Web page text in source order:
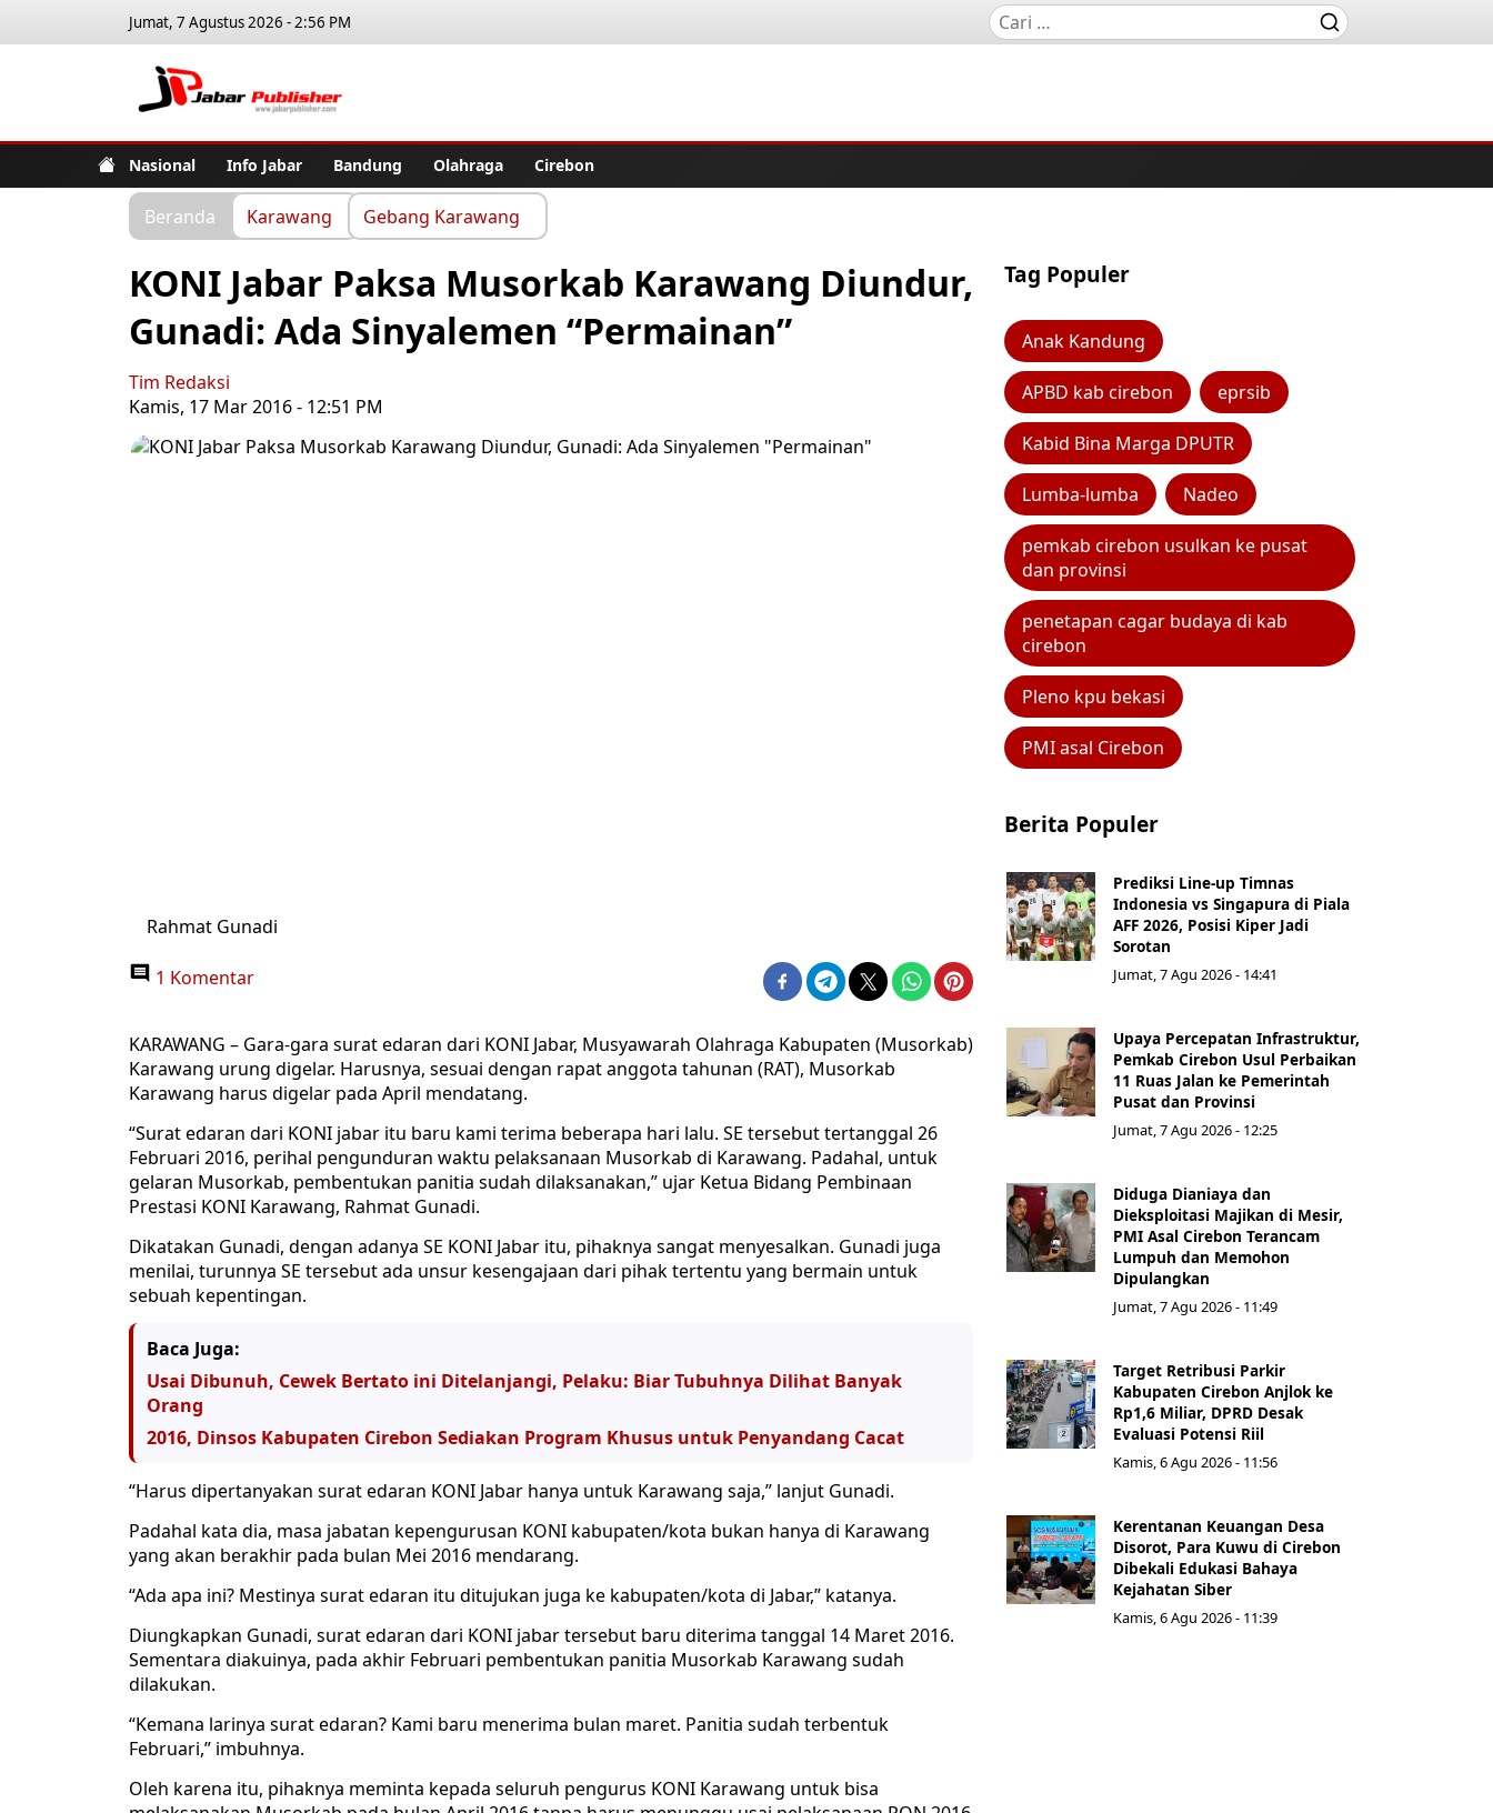
Jumat, 7 Agustus 2026 - 2:56 PM
Nasional Info Jabar Bandung Olahraga Cirebon
Beranda Karawang Gebang Karawang
KONI Jabar Paksa Musorkab Karawang Diundur,
Gunadi: Ada Sinyalemen “Permainan”
Tim Redaksi
Kamis, 17 Mar 2016 - 12:51 PM
Rahmat Gunadi
1 Komentar
KARAWANG – Gara-gara surat edaran dari KONI Jabar, Musyawarah Olahraga Kabupaten (Musorkab)
Karawang urung digelar. Harusnya, sesuai dengan rapat anggota tahunan (RAT), Musorkab
Karawang harus digelar pada April mendatang.
“Surat edaran dari KONI jabar itu baru kami terima beberapa hari lalu. SE tersebut tertanggal 26
Februari 2016, perihal pengunduran waktu pelaksanaan Musorkab di Karawang. Padahal, untuk
gelaran Musorkab, pembentukan panitia sudah dilaksanakan,” ujar Ketua Bidang Pembinaan
Prestasi KONI Karawang, Rahmat Gunadi.
Dikatakan Gunadi, dengan adanya SE KONI Jabar itu, pihaknya sangat menyesalkan. Gunadi juga
menilai, turunnya SE tersebut ada unsur kesengajaan dari pihak tertentu yang bermain untuk
sebuah kepentingan.
Baca Juga:
Usai Dibunuh, Cewek Bertato ini Ditelanjangi, Pelaku: Biar Tubuhnya Dilihat Banyak
Orang
2016, Dinsos Kabupaten Cirebon Sediakan Program Khusus untuk Penyandang Cacat
“Harus dipertanyakan surat edaran KONI Jabar hanya untuk Karawang saja,” lanjut Gunadi.
Padahal kata dia, masa jabatan kepengurusan KONI kabupaten/kota bukan hanya di Karawang
yang akan berakhir pada bulan Mei 2016 mendarang.
“Ada apa ini? Mestinya surat edaran itu ditujukan juga ke kabupaten/kota di Jabar,” katanya.
Diungkapkan Gunadi, surat edaran dari KONI jabar tersebut baru diterima tanggal 14 Maret 2016.
Sementara diakuinya, pada akhir Februari pembentukan panitia Musorkab Karawang sudah
dilakukan.
“Kemana larinya surat edaran? Kami baru menerima bulan maret. Panitia sudah terbentuk
Februari,” imbuhnya.
Oleh karena itu, pihaknya meminta kepada seluruh pengurus KONI Karawang untuk bisa
Tag Populer
Anak Kandung
APBD kab cirebon eprsib
Kabid Bina Marga DPUTR
Lumba-lumba Nadeo
pemkab cirebon usulkan ke pusat
dan provinsi
penetapan cagar budaya di kab
cirebon
Pleno kpu bekasi
PMI asal Cirebon
Berita Populer
Prediksi Line-up Timnas
Indonesia vs Singapura di Piala
AFF 2026, Posisi Kiper Jadi
Sorotan
Jumat, 7 Agu 2026 - 14:41
Upaya Percepatan Infrastruktur,
Pemkab Cirebon Usul Perbaikan
11 Ruas Jalan ke Pemerintah
Pusat dan Provinsi
Jumat, 7 Agu 2026 - 12:25
Diduga Dianiaya dan
Dieksploitasi Majikan di Mesir,
PMI Asal Cirebon Terancam
Lumpuh dan Memohon
Dipulangkan
Jumat, 7 Agu 2026 - 11:49
Target Retribusi Parkir
Kabupaten Cirebon Anjlok ke
Rp1,6 Miliar, DPRD Desak
Evaluasi Potensi Riil
Kamis, 6 Agu 2026 - 11:56
Kerentanan Keuangan Desa
Disorot, Para Kuwu di Cirebon
Dibekali Edukasi Bahaya
Kejahatan Siber
Kamis, 6 Agu 2026 - 11:39